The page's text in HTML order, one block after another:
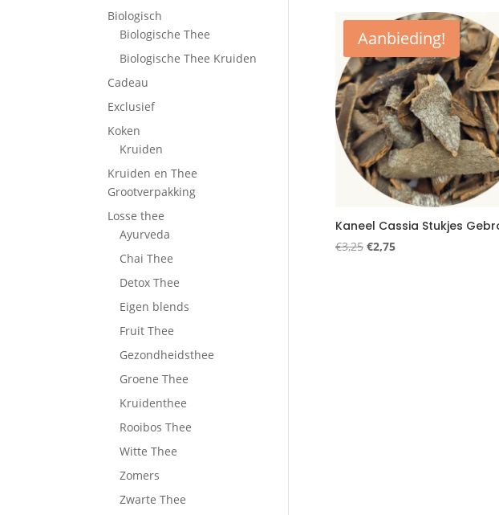
Aanbieding!
Kaneel Cassia Stukjes
€3,25 Oorspronkelijke
€2,75Huidige
Biologisch
Biologische Thee
Biologische Thee Kruiden
Cadeau
Exclusief
Koken
Kruiden
Kruiden en Thee
Grootverpakking
Losse thee
Ayurveda
Chai Thee
Detox Thee
Eigen blends
Fruit Thee
Gezondheidsthee
Groene Thee
Kruidenthee
Rooibos Thee
Witte Thee
Zomers
Zwarte Thee